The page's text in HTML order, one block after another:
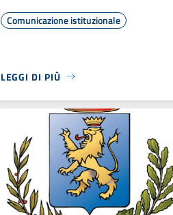
Comunicazione istituzionale
LEGGI DI PIÙ